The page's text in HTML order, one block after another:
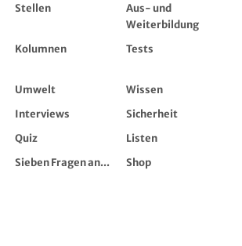
Stellen
Aus- und
Weiterbildung
Kolumnen Tests
Umwelt
Wissen
Interviews
Sicherheit
Quiz
Listen
Sieben Fragen an...
Shop